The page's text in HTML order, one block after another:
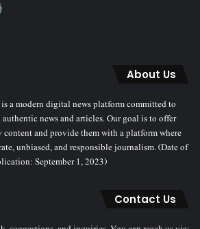
About Us
a modern digital news platform committed to
news and articles. Our goal is to offer
content and provide them with a platform where
unbiased, and responsible journalism. (Date of
September 1, 2023)
Contact Us